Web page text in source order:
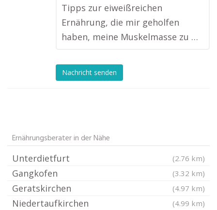
Tipps zur eiweißreichen
Ernährung, die mir geholfen
haben, meine Muskelmasse zu …
Nachricht senden
Ernährungsberater in der Nähe
Unterdietfurt (2.76 km)
Gangkofen (3.32 km)
Geratskirchen (4.97 km)
Niedertaufkirchen (4.99 km)